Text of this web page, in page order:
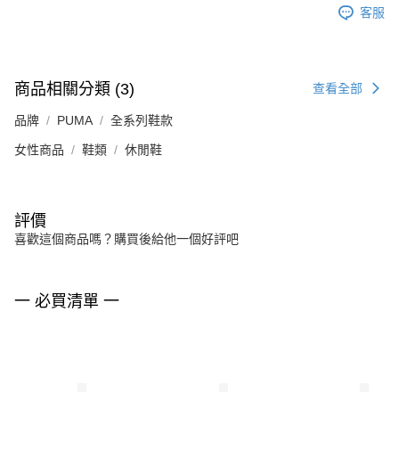
客服
商品相關分類 (3) 查看全部
品牌 PUMA 全系列鞋款
女性商品 鞋類 休閒鞋
評價
喜歡這個商品嗎？購買後給他一個好評吧
一 必買清單 一